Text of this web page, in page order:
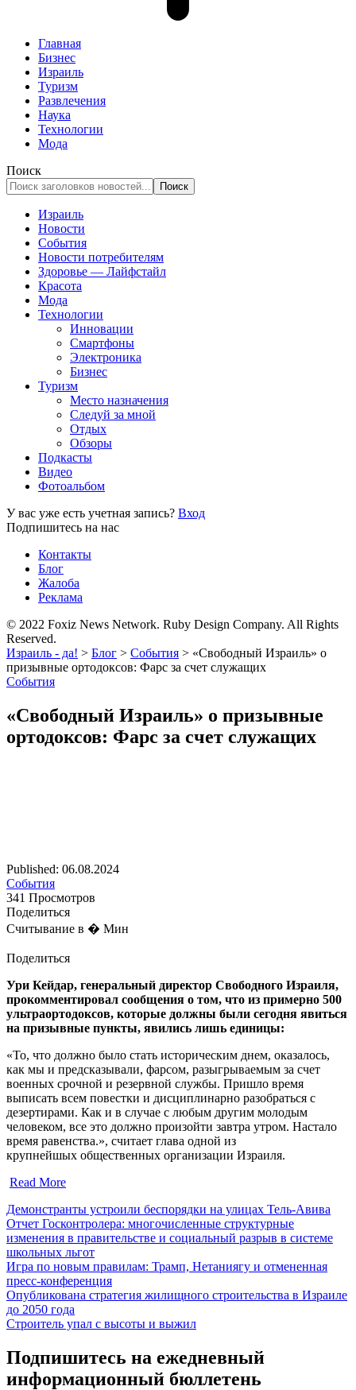
Главная
Бизнес
Израиль
Туризм
Развлечения
Наука
Технологии
Мода
Поиск
Израиль
Новости
События
Новости потребителям
Здоровье — Лайфстайл
Красота
Мода
Технологии
Инновации
Смартфоны
Электроника
Бизнес
Туризм
Место назначения
Следуй за мной
Отдых
Обзоры
Подкасты
Видео
Фотоальбом
У вас уже есть учетная запись? Вход
Подпишитесь на нас
Контакты
Блог
Жалоба
Реклама
© 2022 Foxiz News Network. Ruby Design Company. All Rights
Reserved.
Израиль - да! > Блог > События > «Свободный Израиль» о
призывные ортодоксов: Фарс за счет служащих
События
«Свободный Израиль» о призывные
ортодоксов: Фарс за счет служащих
Published: 06.08.2024
События
341 Просмотров
Поделиться
Считывание в � Мин
Поделиться
Ури Кейдар, генеральный директор Свободного Израиля,
прокомментировал сообщения о том, что из примерно 500
ультраортодоксов, которые должны были сегодня явиться
на призывные пункты, явились лишь единицы:
«То, что должно было стать историческим днем, оказалось,
как мы и предсказывали, фарсом, разыгрываемым за счет
военных срочной и резервной службы. Пришло время
выписать всем повестки и дисциплинарно разобраться с
дезертирами. Как и в случае с любым другим молодым
человеком, все это должно произойти завтра утром. Настало
время равенства.», считает глава одной из
крупнейшых общественных организации Израиля.
Read More
Демонстранты устроили беспорядки на улицах Тель-Авива
Отчет Госконтролера: многочисленные структурные
изменения в правительстве и социальный разрыв в системе
школьных льгот
Игра по новым правилам: Трамп, Нетаниягу и отмененная
пресс-конференция
Опубликована стратегия жилищного строительства в Израиле
до 2050 года
Строитель упал с высоты и выжил
Подпишитесь на ежедневный
информационный бюллетень